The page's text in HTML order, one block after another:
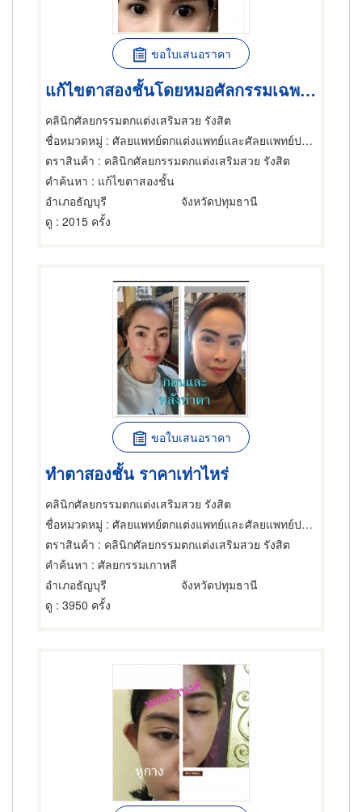
ขอใบเสนอราคา
แก้ไขตาสองชั้นโดยหมอศัลกรรมเฉพาะทาง
คลินิกศัลยกรรมตกแต่งเสริมสวย รังสิต
ชื่อหมวดหมู่ : ศัลยแพทย์ตกแต่งแพทย์และศัลยแพทย์ปริญญา,แพทย์และศัลยแพทย์ปริญญา,คลินิก
ตราสินค้า : คลินิกศัลยกรรมตกแต่งเสริมสวย รังสิต
คำค้นหา : แก้ไขตาสองชั้น
อำเภอธัญบุรี
จังหวัดปทุมธานี
ดู : 2015 ครั้ง
ขอใบเสนอราคา
ทําตาสองชั้น ราคาเท่าไหร่
คลินิกศัลยกรรมตกแต่งเสริมสวย รังสิต
ชื่อหมวดหมู่ : ศัลยแพทย์ตกแต่งแพทย์และศัลยแพทย์ปริญญา,แพทย์และศัลยแพทย์ปริญญา,คลินิก
ตราสินค้า : คลินิกศัลยกรรมตกแต่งเสริมสวย รังสิต
คำค้นหา : ศัลยกรรมเกาหลี
อำเภอธัญบุรี
จังหวัดปทุมธานี
ดู : 3950 ครั้ง